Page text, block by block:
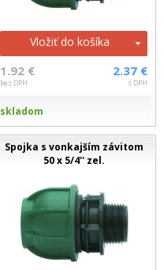
Vložiť do košíka
1.92 €
bez DPH
2.37 €
s DPH
skladom
Spojka s vonkajším závitom
50 x 5/4'' zel.